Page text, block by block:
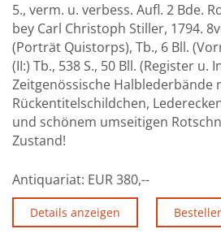
5., verm. u. verbess. Aufl. 2 Bde.
bey Carl Christoph Stiller, 1794.
(Porträt Quistorps), Tb., 6 Bll.
(II:) Tb., 538 S., 50 Bll. (Register u.
Zeitgenössische Halblederbände
Rückentitelschildchen,
und schönem umseitigen
Zustand!
Antiquariat: EUR 380,--
Details anzeigen